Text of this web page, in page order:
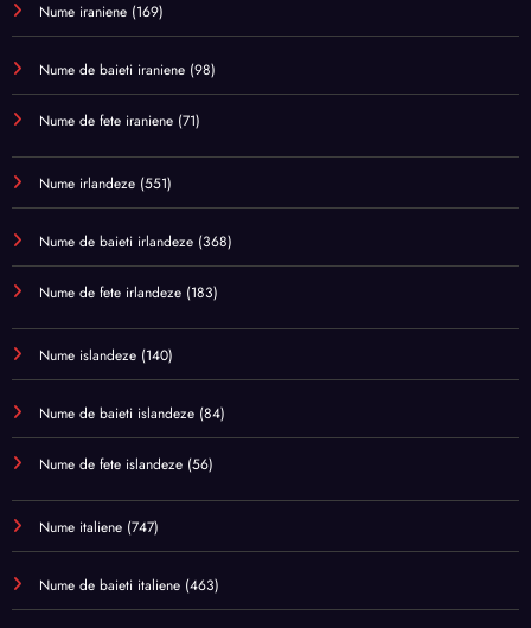
Nume iraniene (169)
Nume de baieti iraniene (98)
Nume de fete iraniene (71)
Nume irlandeze (551)
Nume de baieti irlandeze (368)
Nume de fete irlandeze (183)
Nume islandeze (140)
Nume de baieti islandeze (84)
Nume de fete islandeze (56)
Nume italiene (747)
Nume de baieti italiene (463)